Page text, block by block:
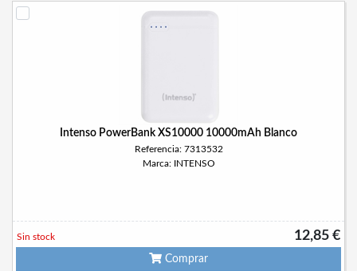
Intenso PowerBank XS10000 10000mAh Blanco
Referencia: 7313532
Marca: INTENSO
12,85 €
Sin stock
Comprar